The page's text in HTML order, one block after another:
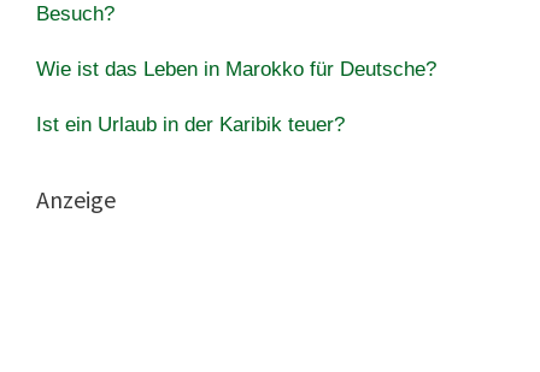
Besuch?
Wie ist das Leben in Marokko für Deutsche?
Ist ein Urlaub in der Karibik teuer?
Anzeige